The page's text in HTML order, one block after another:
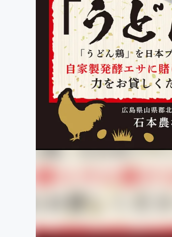
ビジネス・起業
まちづくり・地域活性